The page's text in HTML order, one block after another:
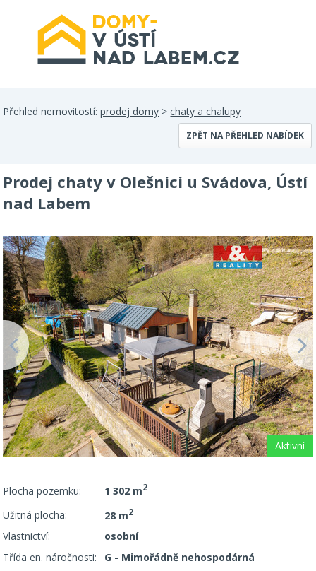
Přehled nemovitostí:prodej domy >chaty a chalupy
ZPĚT NA PŘEHLED NABÍDEK
Prodej chaty v Olešnici u Svádova, Ústí
nad Labem
Aktivní
Plocha pozemku: 1 302 m2
Užitná plocha: 28 m2
Vlastnictví:
osobní
Třída en. náročnosti:
G - Mimořádně nehospodárná